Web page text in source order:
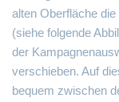
alten Oberfläche
(siehe folgende
der
verschieben. Auf
bequem zwischen